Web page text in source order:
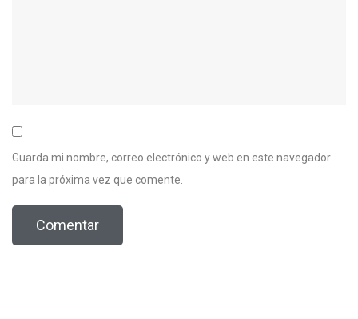
Guarda mi nombre, correo electrónico y web en este navegador
para la próxima vez que comente.